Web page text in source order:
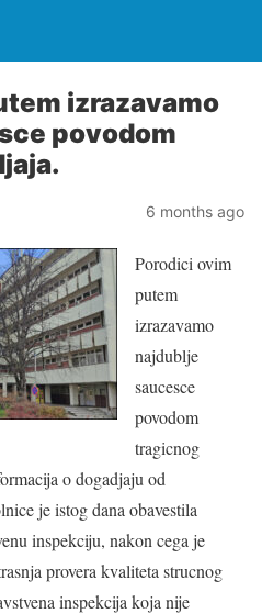
izrazavamo
povodom
6 months ago
Porodici ovim
putem
izrazavamo
najdublje
saucesce
povodom
tragicnog
o dogadjaju od
je istog dana obavestila
inspekciju, nakon cega je
provera kvaliteta strucnog
inspekcija koja nije